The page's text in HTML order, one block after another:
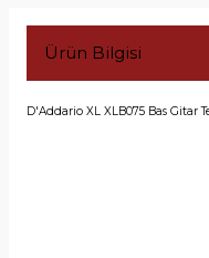
Ürün Bilgisi
D'Addario XL XLB075 Bas Gitar